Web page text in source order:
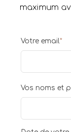
maximum
Votre email*
Vos noms et